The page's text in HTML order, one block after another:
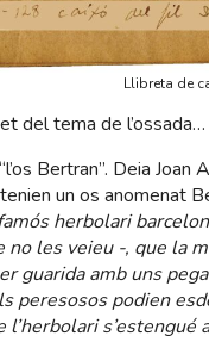
Llibreta de
del tema de l’ossada…
Bertran”. Deia Joan
un os anomenat
herbolari
no les veieu -, que la
guarida amb uns
peresosos podien
s’estengué